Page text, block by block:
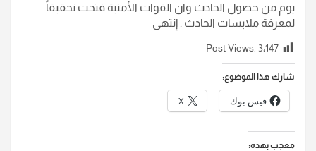
يوم من حصول الحادث وان القوات الأمنية فتحت تحقيقاً
لمعرفة ملابسات الحادث . إنتهى
Post Views: 3٬147
شارك هذا الموضوع:
فيس بوك X
معجب بهذه: